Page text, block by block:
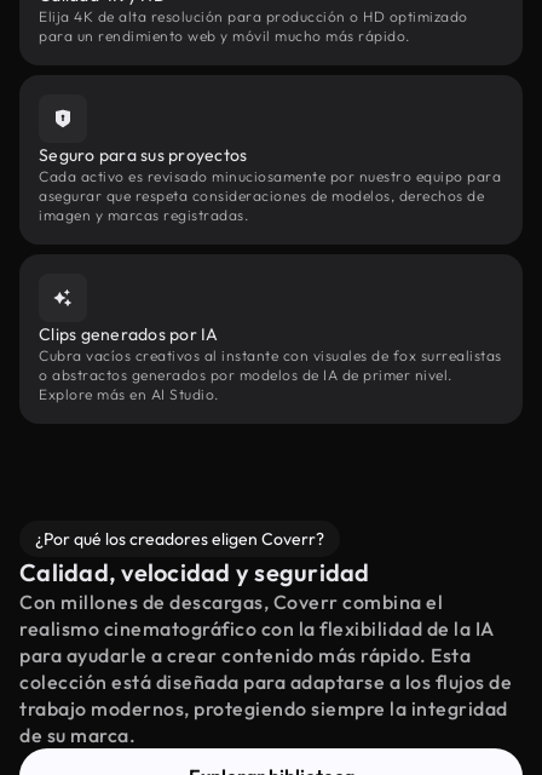
Elija 4K de alta resolución para producción o HD optimizado
para un rendimiento web y móvil mucho más rápido.
Seguro para sus proyectos
Cada activo es revisado minuciosamente por nuestro equipo para
asegurar que respeta consideraciones de modelos, derechos de
imagen y marcas registradas.
Clips generados por IA
Cubra vacíos creativos al instante con visuales de fox surrealistas
o abstractos generados por modelos de IA de primer nivel.
Explore más en AI Studio.
¿Por qué los creadores eligen Coverr?
Calidad, velocidad y seguridad
Con millones de descargas, Coverr combina el
realismo cinematográfico con la flexibilidad de la IA
para ayudarle a crear contenido más rápido. Esta
colección está diseñada para adaptarse a los flujos de
trabajo modernos, protegiendo siempre la integridad
de su marca.